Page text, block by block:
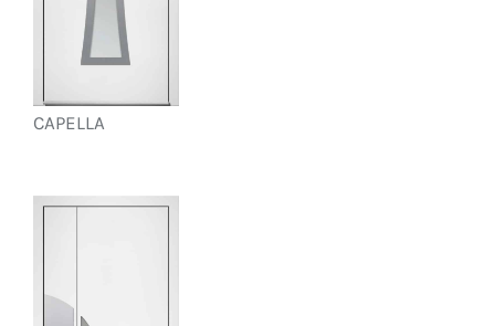
CAPELLA